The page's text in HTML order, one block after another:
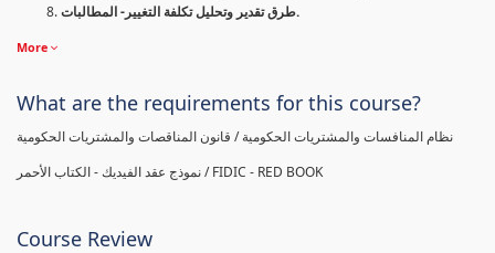
طرق تقدير وتحليل تكلفة التغيير- المطالبات.
More
What are the requirements for this course?
نظام المنافسات والمشتريات الحكومية / قانون المناقصات والمشتريات الحكومية
نموذج عقد الفيديك - الكتاب الأحمر / FIDIC - RED BOOK
Course Review